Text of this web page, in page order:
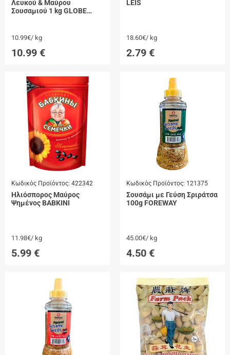
Λευκού & Μαύρου
Σουσαμιού 1 kg GLOBE
10.99€/ kg
10.99 €
LEIS
18.60€/ kg
2.79 €
Κωδικός Προϊόντος: 422342
Ηλιόσπορος Μαύρος
Ψημένος BABKINI
11.98€/ kg
5.99 €
Κωδικός Προϊόντος: 121375
Σουσάμι με Γεύση Σριράτσα
100g FOREWAY
45.00€/ kg
4.50 €